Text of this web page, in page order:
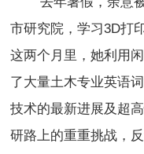
市研究院，学习3D打
这两个月里，她利用
了大量土木专业英语
技术的最新进展及超
研路上的重重挑战，